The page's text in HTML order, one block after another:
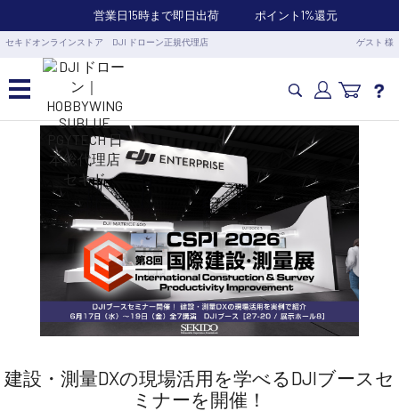
営業日15時まで即日出荷 ポイント1%還元
セキドオンラインストア DJI ドローン正規代理店 ゲスト 様
カメラドローン・生活家電
カメラ・スタビライザー
業務用ドローン・業務関連製品
水中ドローン(ROV)・水中スクーター
講習会･国家資格･WEBセミナー
建設・測量DXの現場活用を学べるDJIブースセ
ミナーを開催！